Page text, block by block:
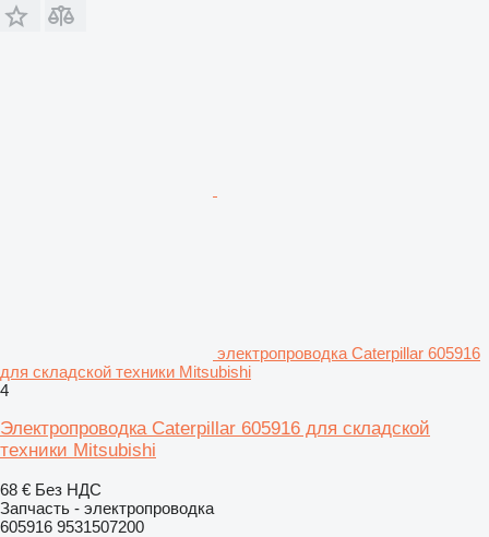
электропроводка Caterpillar 605916
для складской техники Mitsubishi
4
Электропроводка Caterpillar 605916 для складской
техники Mitsubishi
68 € Без НДС
Запчасть - электропроводка
605916 9531507200